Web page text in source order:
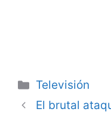
Categorie
Televisión
El brutal